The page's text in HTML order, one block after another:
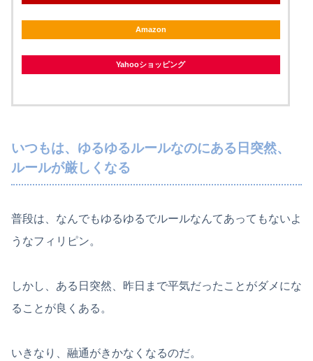
Amazon
Yahooショッピング
いつもは、ゆるゆるルールなのにある日突然、
ルールが厳しくなる
普段は、なんでもゆるゆるでルールなんてあってもないよ
うなフィリピン。
しかし、ある日突然、昨日まで平気だったことがダメにな
ることが良くある。
いきなり、融通がきかなくなるのだ。